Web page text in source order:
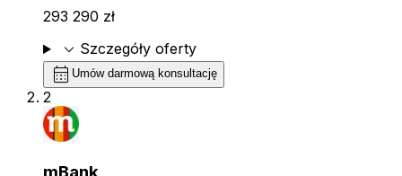
293 290 zł
expand_more Szczegóły oferty
calendar_month Umów darmową konsultację
2